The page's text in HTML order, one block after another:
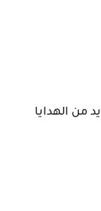
من الهدايا